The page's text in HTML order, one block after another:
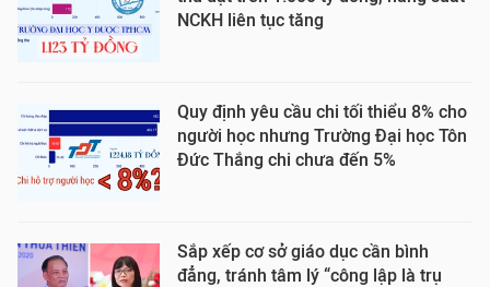
NCKH liên tục tăng
Quy định yêu cầu chi tối thiểu 8% cho
người học nhưng Trường Đại học Tôn
Đức Thắng chi chưa đến 5%
Sắp xếp cơ sở giáo dục cần bình
đẳng, tránh tâm lý “công lập là trụ